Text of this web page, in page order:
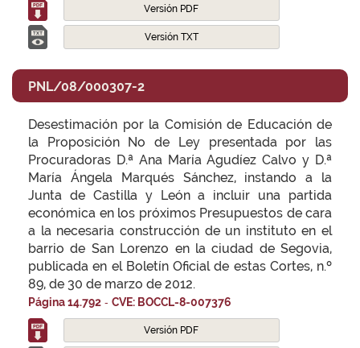
Versión PDF
Versión TXT
PNL/08/000307-2
Desestimación por la Comisión de Educación de
la Proposición No de Ley presentada por las
Procuradoras D.ª Ana María Agudíez Calvo y D.ª
María Ángela Marqués Sánchez, instando a la
Junta de Castilla y León a incluir una partida
económica en los próximos Presupuestos de cara
a la necesaria construcción de un instituto en el
barrio de San Lorenzo en la ciudad de Segovia,
publicada en el Boletín Oficial de estas Cortes, n.º
89, de 30 de marzo de 2012.
Página 14.792 - CVE: BOCCL-8-007376
Versión PDF